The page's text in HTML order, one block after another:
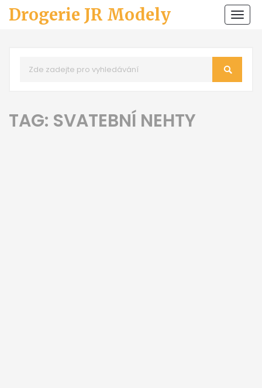
Drogerie JR Modely
TAG: SVATEBNÍ NEHTY